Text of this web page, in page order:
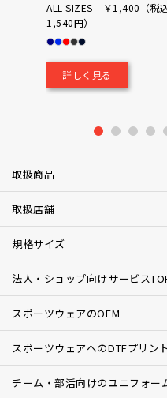
ALL SIZES ￥1,400（税
1,540円）
詳しく見る
3 4 5 6 7
取扱商品
取扱店舗
規格サイズ
法人・ショップ向けサービス
スポーツウェアのOEM
スポーツウェアへのDTFプリント
チーム・部活向けのユニフォー